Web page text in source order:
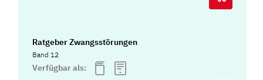
Ratgeber Zwangsstörungen
Band 12
Verfügbar als: